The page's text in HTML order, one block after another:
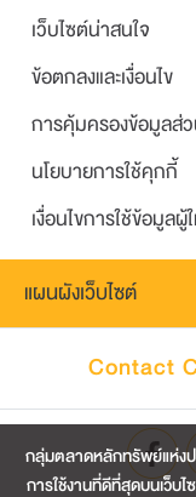
เว็บไซต์น่าสนใจ
ข้อตกลงและเงื่อนไข
การคุ้มครองข้อมูลส่
นโยบายการใช้คุกกี้
เงื่อนไขการใช้ข้อมูล
แผนผังเว็บไซต์
Contact
กลุ่มตลาดหลักทรัพย์แห่งป
การใช้งานที่ดีที่สุดบนเว็บ